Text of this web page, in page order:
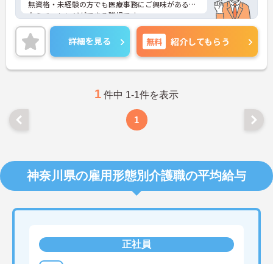
無資格・未経験の方でも医療事務にご興味がある方
ならチャレンジができる職場です。
ご興味のある方には、面接対策ポイントなど、さら
に詳細をお話いたしますので、お気軽にご相談くだ
さい。
詳細を見る 無料 紹介してもらう
1 件中 1-1件を表示
1
神奈川県の雇用形態別介護職の平均給与
正社員